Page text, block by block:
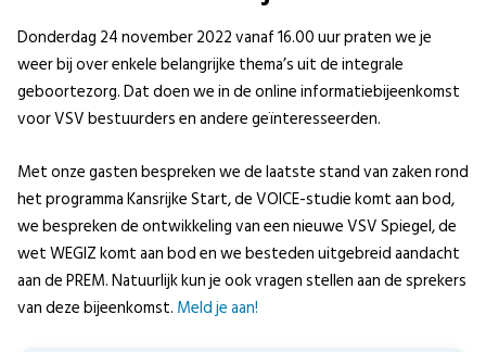
Donderdag 24 november 2022 vanaf 16.00 uur praten we je
weer bij over enkele belangrijke thema’s uit de integrale
geboortezorg. Dat doen we in de online informatiebijeenkomst
voor VSV bestuurders en andere geïnteresseerden.
Met onze gasten bespreken we de laatste stand van zaken rond
het programma Kansrijke Start, de VOICE-studie komt aan bod,
we bespreken de ontwikkeling van een nieuwe VSV Spiegel, de
wet WEGIZ komt aan bod en we besteden uitgebreid aandacht
aan de PREM. Natuurlijk kun je ook vragen stellen aan de sprekers
van deze bijeenkomst. Meld je aan!